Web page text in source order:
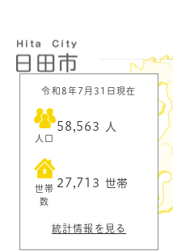
令和8年7月31日現在
人口
58,563 人
世帯
数
27,713 世帯
統計情報を見る